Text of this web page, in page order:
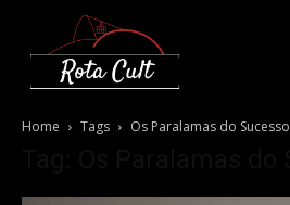
Home Tags Os Paralamas do Sucesso